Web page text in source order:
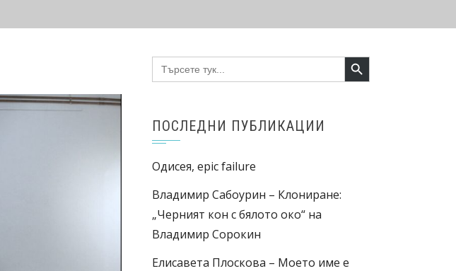
Search
for:
Search Button
ПОСЛЕДНИ ПУБЛИКАЦИИ
Одисея, epic failure
Владимир Сабоурин – Клониране:
„Черният кон с бялото око“ на
Владимир Сорокин
Елисавета Плоскова – Моето име е